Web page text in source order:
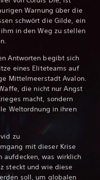
Warnung über die
schwört die Gilde, ein
in den Weg zu stellen
Antworten begibt sich
eines Eliteteams auf
Mittelmeerstadt Avalon.
die nicht nur Angst
macht, sondern
Weltordnung in ihren
zu
mit dieser Krise
aufdecken, was wirklich
steckt und wie diese
soll, um globalen